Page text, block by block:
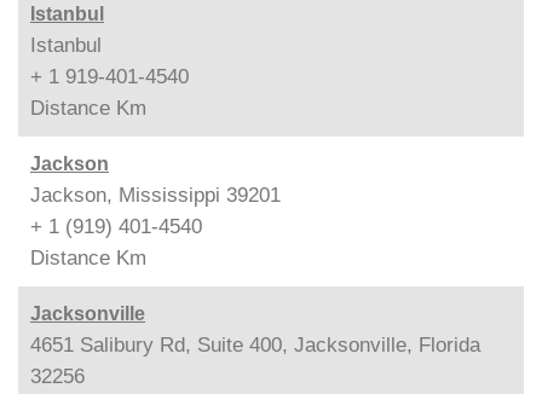
Istanbul
Istanbul
+ 1 919-401-4540
Distance Km
Jackson
Jackson, Mississippi 39201
+ 1 (919) 401-4540
Distance Km
Jacksonville
4651 Salibury Rd, Suite 400, Jacksonville, Florida
32256